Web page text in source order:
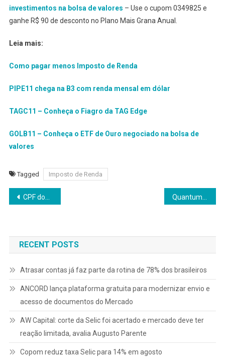
investimentos na bolsa de valores – Use o cupom 0349825 e
ganhe R$ 90 de desconto no Plano Mais Grana Anual.
Leia mais:
Como pagar menos Imposto de Renda
PIPE11 chega na B3 com renda mensal em dólar
TAGC11 – Conheça o Fiagro da TAG Edge
GOLB11 – Conheça o ETF de Ouro negociado na bolsa de
valores
Tagged Imposto de Renda
Navegação
Post
CPF dos imóveis: por que o novo cadastro pode pesar no bolso?
RECENT POSTS
Atrasar contas já faz parte da rotina de 78% dos brasileiros
ANCORD lança plataforma gratuita para modernizar envio e
acesso de documentos do Mercado
AW Capital: corte da Selic foi acertado e mercado deve ter
reação limitada, avalia Augusto Parente
Copom reduz taxa Selic para 14% em agosto